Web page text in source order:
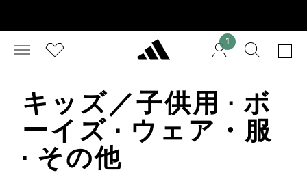
1
キッズ／子供用 · ボ
ーイズ · ウェア・服
· その他